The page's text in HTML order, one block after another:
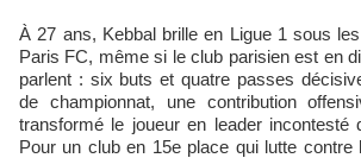
À 27 ans, Kebbal brille en Ligue 1 sous
Paris FC, même si le club parisien est en
parlent : six buts et quatre passes
de championnat, une contribution
transformé le joueur en leader incontesté
Pour un club en 15e place qui lutte contre